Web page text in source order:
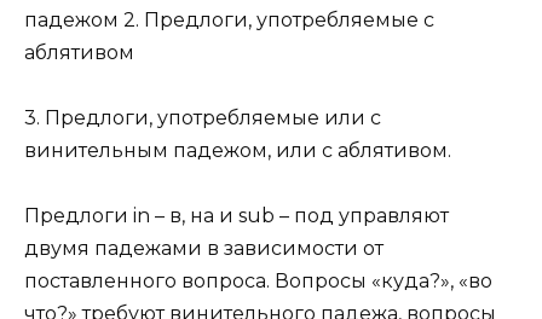
падежом 2. Предлоги, употребляемые с
аблятивом
3. Предлоги, употребляемые или с
винительным падежом, или с аблятивом.
Предлоги in – в, на и sub – под управляют
двумя падежами в зависимости от
поставленного вопроса. Вопросы «куда?», «во
что?» требуют винительного падежа, вопросы